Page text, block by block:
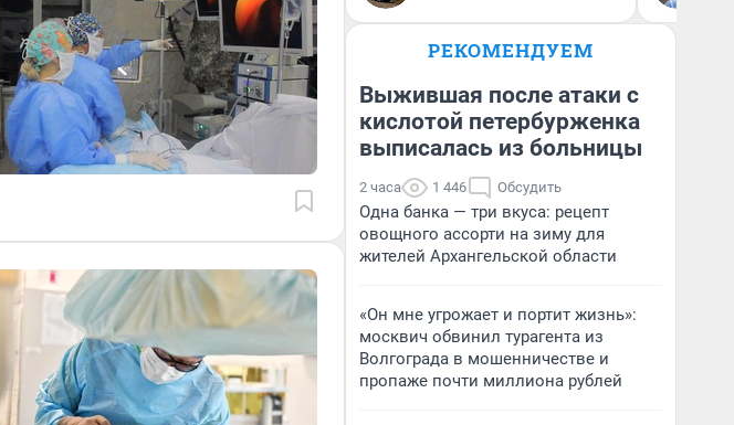
РЕКОМЕНДУЕМ
Выжившая после атаки с
кислотой петербурженка
выписалась из больницы
2 часа 1 446 Обсудить
Одна банка — три вкуса: рецепт
овощного ассорти на зиму для
жителей Архангельской области
«Он мне угрожает и портит жизнь»:
москвич обвинил турагента из
Волгограда в мошенничестве и
пропаже почти миллиона рублей